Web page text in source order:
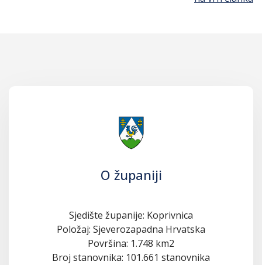
O županiji
Sjedište županije: Koprivnica
Položaj: Sjeverozapadna Hrvatska
Površina: 1.748 km2
Broj stanovnika: 101.661 stanovnika